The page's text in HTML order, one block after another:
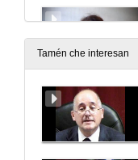
Tamén che interesan